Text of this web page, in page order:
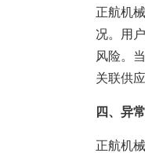
正航机
况。用
风险。
关联供
四、异
正航机